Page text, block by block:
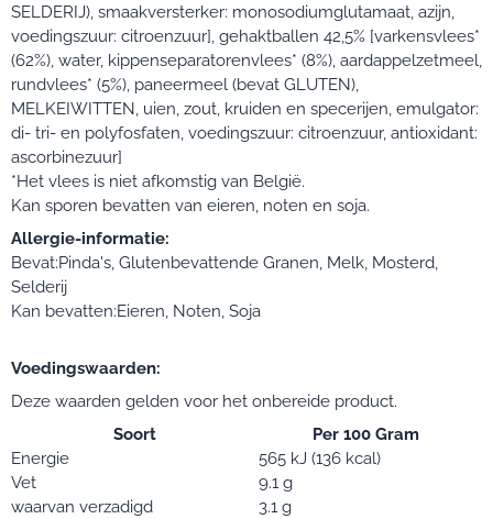
SELDERIJ), smaakversterker: monosodiumglutamaat, azijn,
voedingszuur: citroenzuur], gehaktballen 42,5% [varkensvlees*
(62%), water, kippenseparatorenvlees* (8%), aardappelzetmeel,
rundvlees* (5%), paneermeel (bevat GLUTEN),
MELKEIWITTEN, uien, zout, kruiden en specerijen, emulgator:
di- tri- en polyfosfaten, voedingszuur: citroenzuur, antioxidant:
ascorbinezuur]
*Het vlees is niet afkomstig van België.
Kan sporen bevatten van eieren, noten en soja.
Allergie-informatie:
Bevat:Pinda's, Glutenbevattende Granen, Melk, Mosterd,
Selderij
Kan bevatten:Eieren, Noten, Soja
Voedingswaarden:
Deze waarden gelden voor het onbereide product.
Soort
Per 100 Gram
Energie
565 kJ (136 kcal)
Vet
9.1 g
waarvan verzadigd
3.1 g